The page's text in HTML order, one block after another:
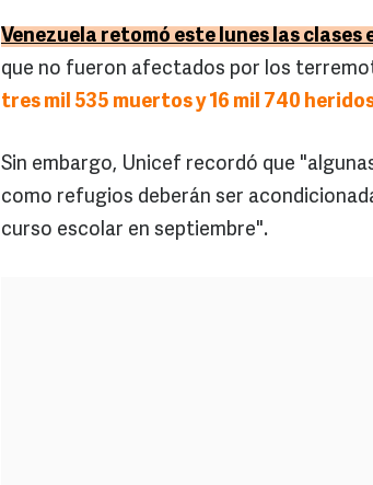
Venezuela retomó este lunes las clases
que no fueron afectados por los
tres mil 535 muertos y 16 mil 740
Sin embargo, Unicef recordó que
como refugios deberán ser
curso escolar en septiembre".